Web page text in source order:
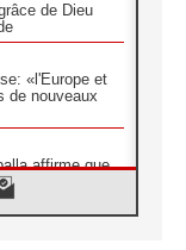
de Dieu
«l'Europe et
de nouveaux
affirme que